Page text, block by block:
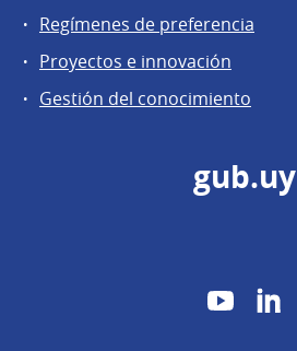
Regímenes de preferencia
Proyectos e innovación
Gestión del conocimiento
gub.uy
YouTube